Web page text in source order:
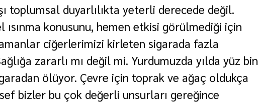
toplumsal duyarlılıkta yeterli derecede değil.
ısınma konusunu, hemen etkisi görülmediği için
ciğerlerimizi kirleten sigarada fazla
zararlı mı değil mi. Yurdumuzda yılda yüz bin
ölüyor. Çevre için toprak ve ağaç oldukça
bizler bu çok değerli unsurları gereğince